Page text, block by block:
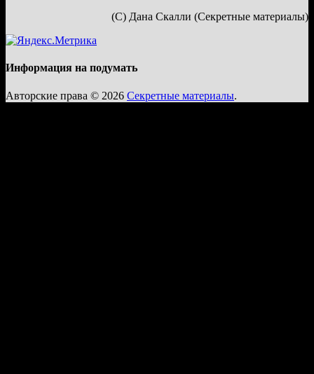
(С) Дана Скалли (Секретные материалы)
Информация на подумать
Авторские права © 2026 Секретные материалы.